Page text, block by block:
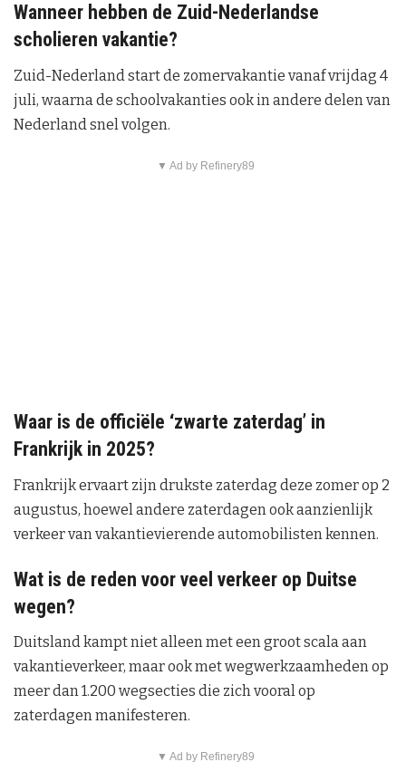
Wanneer hebben de Zuid-Nederlandse
scholieren vakantie?
Zuid-Nederland start de zomervakantie vanaf vrijdag 4
juli, waarna de schoolvakanties ook in andere delen van
Nederland snel volgen.
▼ Ad by Refinery89
Waar is de officiële ‘zwarte zaterdag’ in
Frankrijk in 2025?
Frankrijk ervaart zijn drukste zaterdag deze zomer op 2
augustus, hoewel andere zaterdagen ook aanzienlijk
verkeer van vakantievierende automobilisten kennen.
Wat is de reden voor veel verkeer op Duitse
wegen?
Duitsland kampt niet alleen met een groot scala aan
vakantieverkeer, maar ook met wegwerkzaamheden op
meer dan 1.200 wegsecties die zich vooral op
zaterdagen manifesteren.
▼ Ad by Refinery89